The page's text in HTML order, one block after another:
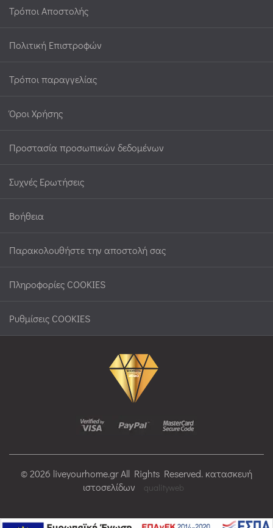
Τρόποι Αποστολής
Πολιτική Επιστροφών
Τρόποι παραγγελίας
Όροι Χρήσης
Προστασία προσωπικών δεδομένων
Συχνές Ερωτήσεις
Βοήθεια
Παρακολουθήστε την αποστολή σας
Πληροφορίες COOKIES
Ρυθμίσεις COOKIES
© 2026 liveyourhome.gr All Rights Reserved. κατασκευή
ιστοσελίδων
qualityweb